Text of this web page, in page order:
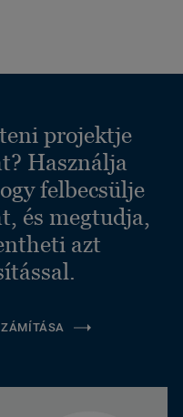
projektje
Használja
felbecsülje
és megtudja,
azt